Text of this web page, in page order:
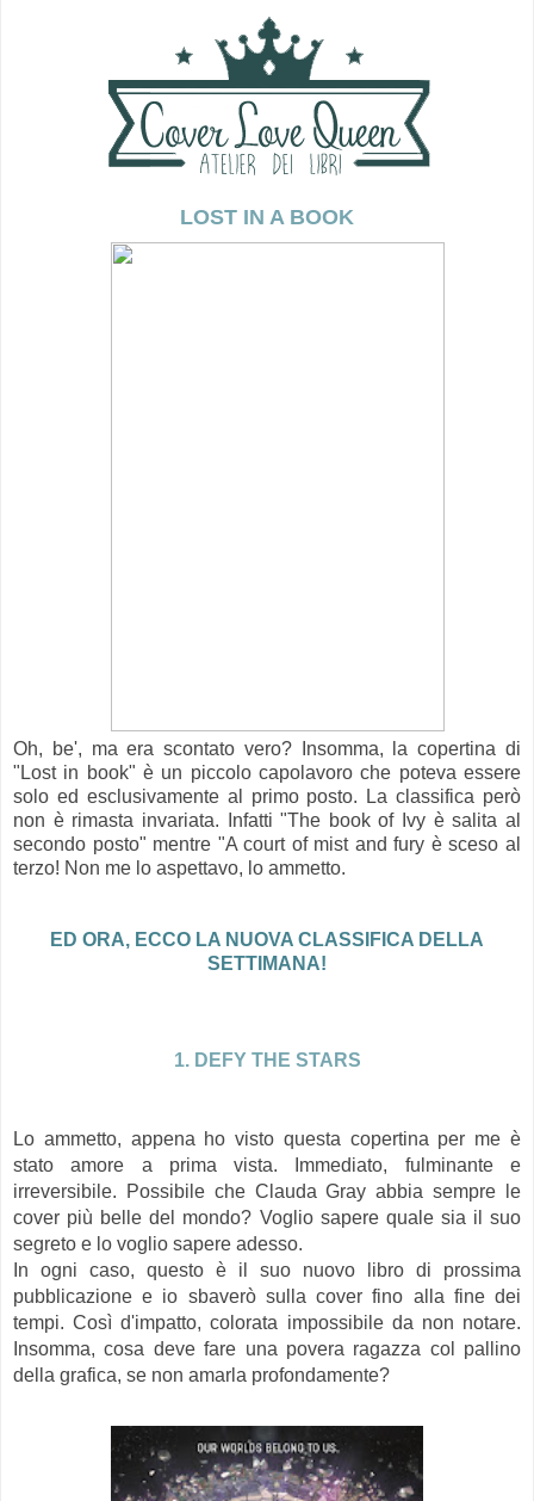
LOST IN A BOOK
Oh, be', ma era scontato vero? Insomma, la copertina di
"Lost in book" è un piccolo capolavoro che poteva essere
solo ed esclusivamente al primo posto. La classifica però
non è rimasta invariata. Infatti "The book of Ivy è salita al
secondo posto" mentre "A court of mist and fury è sceso al
terzo! Non me lo aspettavo, lo ammetto.
ED ORA, ECCO LA NUOVA CLASSIFICA DELLA
SETTIMANA!
1. DEFY THE STARS
Lo ammetto, appena ho visto questa copertina per me è
stato amore a prima vista. Immediato, fulminante e
irreversibile. Possibile che Clauda Gray abbia sempre le
cover più belle del mondo? Voglio sapere quale sia il suo
segreto e lo voglio sapere adesso.
In ogni caso, questo è il suo nuovo libro di prossima
pubblicazione e io sbaverò sulla cover fino alla fine dei
tempi. Così d'impatto, colorata impossibile da non notare.
Insomma, cosa deve fare una povera ragazza col pallino
della grafica, se non amarla profondamente?